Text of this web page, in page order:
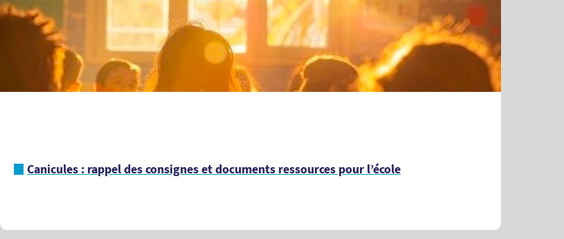
Canicules : rappel des consignes et documents ressources pour l’école